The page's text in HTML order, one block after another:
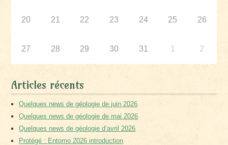
20 21 22 23 24 25 26
27 28 29 30 31 1 2
Articles récents
Quelques news de géologie de juin 2026
Quelques news de géologie de mai 2026
Quelques news de géologie d’avril 2026
Protégé : Entomo 2026 introduction